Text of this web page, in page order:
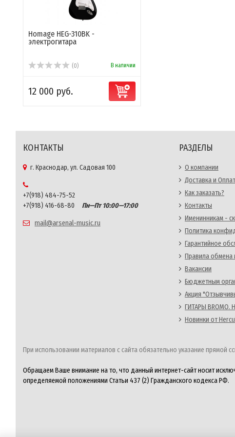
Homage HEG-310BK -
электрогитара
(0) В наличии
12 000 руб.
КОНТАКТЫ
г. Краснодар, ул. Садовая 100
+7(918) 484-75-52
+7(918) 416-68-80
Пн—Пт 10:00—17:00
mail@arsenal-music.ru
РАЗДЕЛЫ
О компании
Доставка и
Как заказать?
Контакты
Именинникам -
Политика
Гарантийное
Правила обмена
Вакансии
Бюджетным
Акция
ГИТАРЫ BROMO.
Новинки от
При использовании материалов с сайта обязательно указание прямой
Обращаем Ваше внимание на то, что данный интернет-сайт носит
определяемой положениями Статьи 437 (2) Гражданского кодекса РФ.